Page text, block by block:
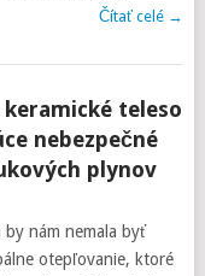
Čítať celé →
teleso
nebezpečné
plynov
by nám nemala byť
otepľovanie, ktoré